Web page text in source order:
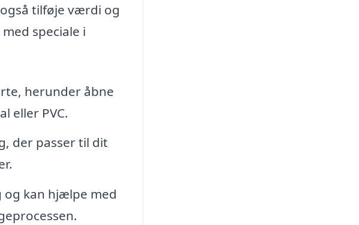
tilføje værdi og
speciale i
herunder åbne
eller PVC.
der passer til dit
og kan hjælpe med